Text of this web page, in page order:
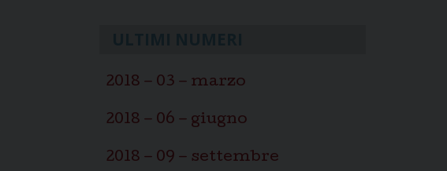
2018 – 03 – marzo
2018 – 06 – giugno
2018 – 09 – settembre